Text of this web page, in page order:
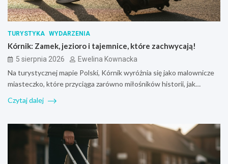
TURYSTYKA WYDARZENIA
Kórnik: Zamek, jezioro i tajemnice, które zachwycają!
5 sierpnia 2026 Ewelina Kownacka
Na turystycznej mapie Polski, Kórnik wyróżnia się jako malownicze
miasteczko, które przyciąga zarówno miłośników historii, jak…
Czytaj dalej